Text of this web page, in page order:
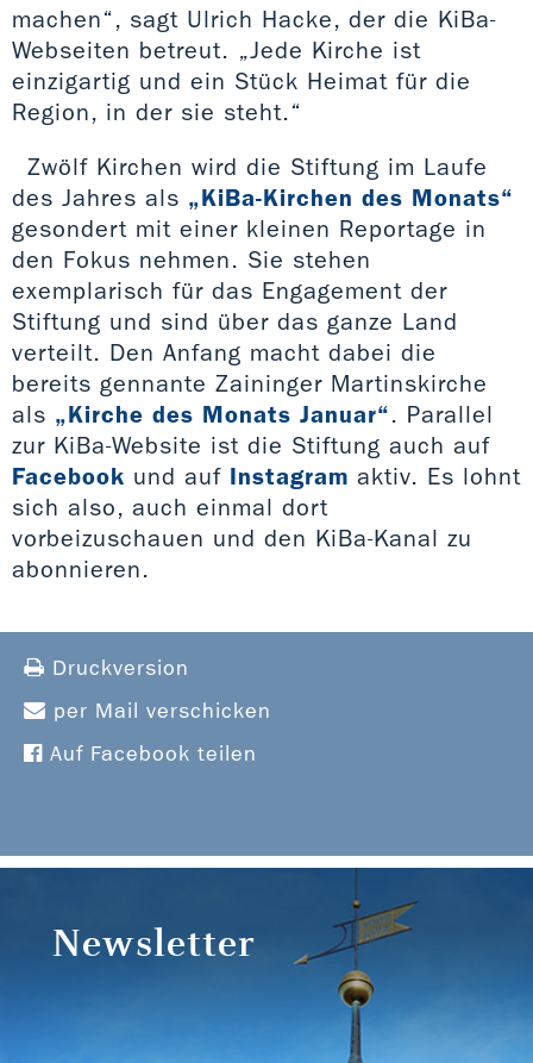
machen“, sagt Ulrich Hacke, der die KiBa-
Webseiten betreut. „Jede Kirche ist
einzigartig und ein Stück Heimat für die
Region, in der sie steht.“
Zwölf Kirchen wird die Stiftung im Laufe
des Jahres als „KiBa-Kirchen des Monats“
gesondert mit einer kleinen Reportage in
den Fokus nehmen. Sie stehen
exemplarisch für das Engagement der
Stiftung und sind über das ganze Land
verteilt. Den Anfang macht dabei die
bereits gennante Zaininger Martinskirche
als „Kirche des Monats Januar“. Parallel
zur KiBa-Website ist die Stiftung auch auf
Facebook und auf Instagram aktiv. Es lohnt
sich also, auch einmal dort
vorbeizuschauen und den KiBa-Kanal zu
abonnieren.
Druckversion
per Mail verschicken
Auf Facebook teilen
Newsletter